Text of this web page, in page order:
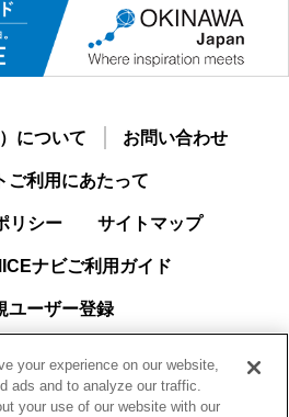
について お問い合わせ
ご利用にあたって
リシー サイトマップ
ナビご利用ガイド
ユーザー登録
your experience on our website,
ads and to analyze our traffic.
your use of our website with our